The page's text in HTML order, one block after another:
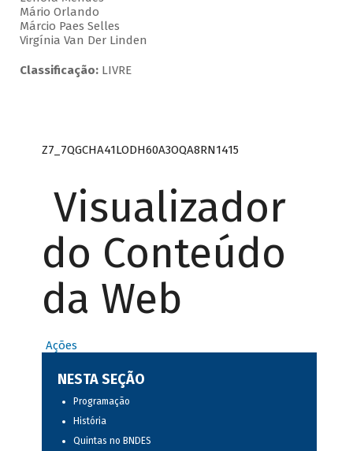
Mário Orlando
Márcio Paes Selles
Virgínia Van Der Linden
Classificação:LIVRE
Z7_7QGCHA41LODH60A3OQA8RN1415
Visualizador
do Conteúdo
da Web
Ações
NESTA SEÇÃO
Programação
História
Quintas no BNDES